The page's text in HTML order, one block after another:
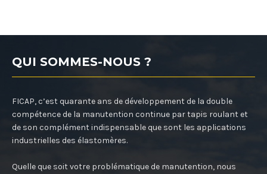
QUI SOMMES-NOUS ?
FICAP, c’est quarante ans de développement de la double
compétence de la manutention continue par tapis roulant et
de son complément indispensable que sont les applications
industrielles des élastomères.
Quelle que soit votre problématique de manutention, nous